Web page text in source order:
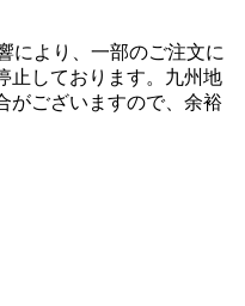
により、一部のご注文に
止しております。九州地
がございますので、余裕